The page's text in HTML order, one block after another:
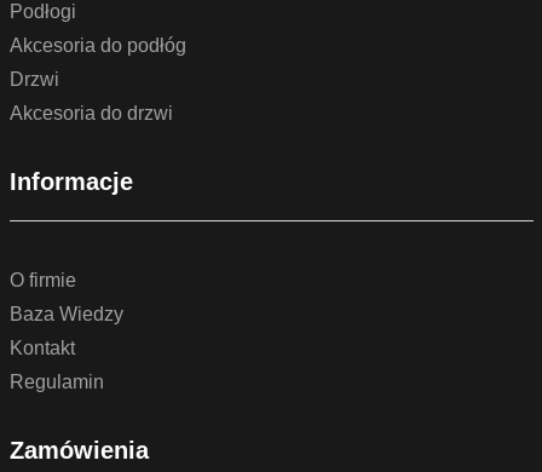
Podłogi
Akcesoria do podłóg
Drzwi
Akcesoria do drzwi
Informacje
O firmie
Baza Wiedzy
Kontakt
Regulamin
Zamówienia